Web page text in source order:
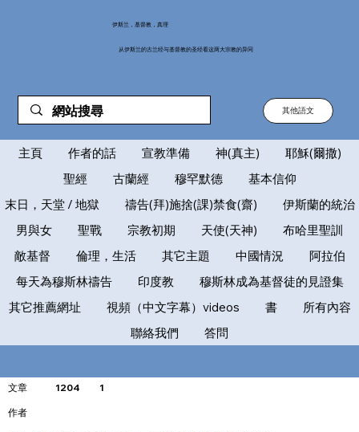
伊斯兰，基督教，真理
从伊斯兰的古兰经与基督教的圣经看这两大宗教的异同
其他語文
主頁 作者的話 宣教準備 神(真主)
耶穌(爾撒)
聖經
古蘭經 穆罕默德
基本信仰
末日，天堂 / 地獄
禱告(拜)施捨(課)禁食(齋)
伊斯蘭的統治
男與女
聖戰 宗教初期 天使(天神)
布哈里聖訓
敵基督
倫理，生活 其它主題 中國情況
阿拉伯
每天為穆斯林禱告
印度教
穆斯林成為基督徒的見證集
其它推薦網址
視頻（中文字幕）videos 書
所有內容
聯絡我們
答問
文章 1204 1
​作者